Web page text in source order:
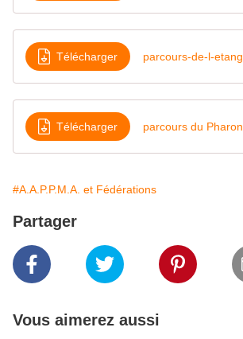
Télécharger
Télécharger parcours du Pharon
#A.A.P.P.M.A. et Fédérations
Partager
Vous aimerez aussi